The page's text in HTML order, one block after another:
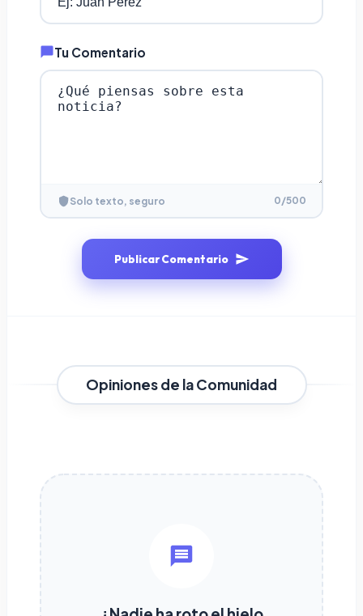
Tu Comentario
Solo texto, seguro 0/500
Publicar Comentario
Opiniones de la Comunidad